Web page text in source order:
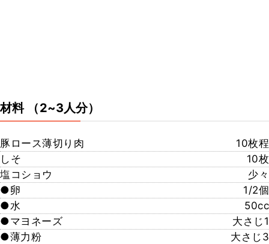
材料 （2~3人分）
豚ロース薄切り肉
10枚程
しそ
10枚
塩コショウ
少々
●卵
1/2個
●水
50cc
●マヨネーズ
大さじ1
●薄力粉
大さじ3